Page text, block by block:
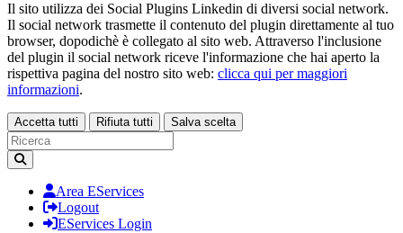
Il sito utilizza dei Social Plugins Linkedin di diversi social network.
Il social network trasmette il contenuto del plugin direttamente al tuo
browser, dopodichè è collegato al sito web. Attraverso l'inclusione
del plugin il social network riceve l'informazione che hai aperto la
rispettiva pagina del nostro sito web: clicca qui per maggiori
informazioni.
Accetta tutti Rifiuta tutti Salva scelta
Loading...
Area EServices
Logout
EServices Login